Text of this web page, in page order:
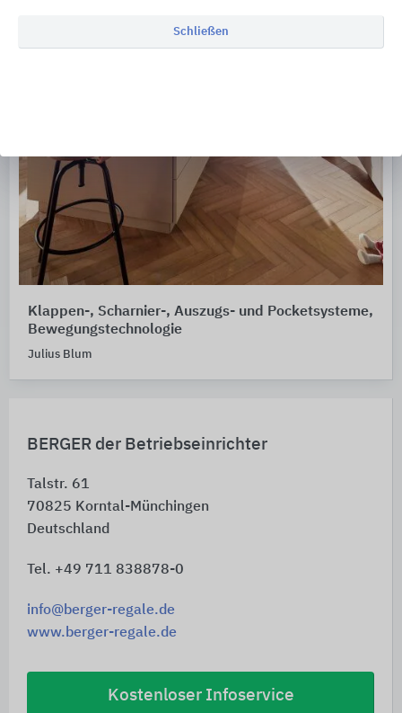
BERGER der Betriebseinrichter
Talstr. 61
70825 Korntal-Münchingen
Deutschland
Tel. +49 711 838878-0
info@berger-regale.de
www.berger-regale.de
Kostenloser Infoservice
Klappen-, Scharnier-, Auszugs- und Pocketsysteme,
Bewegungstechnologie
Julius Blum
Schließen